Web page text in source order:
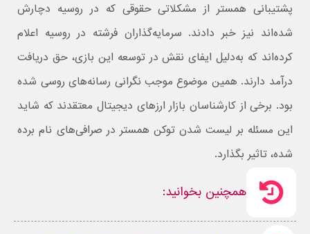
پشتیبانی همستر از مشکلاتی حقوقی که در روسیه دچارش
شده‌اند نیز خبر دادند. سرمایه‌گذاران فرشته در روسیه اعلام
کرده‌اند که به‌دلیل ایفای نقش در توسعه این بازی، حق دریافت
درآمد دارند. همین موضوع موجب نگرانی رسانه‌های روسی شده
بود. برخی از کارشناسان بازار ارزهای دیجیتال معتقدند که شاید
این مسئله بر لیست شدن توکن همستر در صرافی‌های نام برده
شده، تاثیر بگذارد.
همچنین بخوانید: